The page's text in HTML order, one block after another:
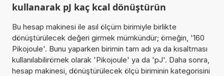
kullanarak pJ kaç kcal dönüştürün
Bu hesap makinesi ile asıl ölçüm birimiyle birlikte
dönüştürülecek değeri girmek mümkündür; örneğin, '160
Pikojoule'. Bunu yaparken birimin tam adı ya da kısaltması
kullanılabilirörnek olarak 'Pikojoule' ya da 'pJ'. Daha sonra,
hesap makinesi, dönüştürülecek ölçü biriminin kategorisini